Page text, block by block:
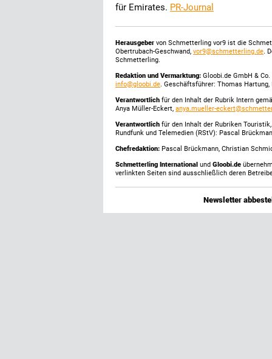
für Emirates. PR-Journal
Herausgeber von Schmetterling vor9 ist die
Obertrubach-Geschwand, vor9@schmetterling.de.
Schmetterling.
Redaktion und Vermarktung: Gloobi.de GmbH &
info@gloobi.de. Geschäftsführer: Thomas
Verantwortlich für den Inhalt der Rubrik Intern
Anya Müller-Eckert, anya.mueller-
Verantwortlich für den Inhalt der Rubriken
Rundfunk und Telemedien (RStV): Pascal
Chefredaktion: Pascal Brückmann, Christian
Schmetterling International und Gloobi.de
verlinkten Seiten sind ausschließlich deren
Newsletter